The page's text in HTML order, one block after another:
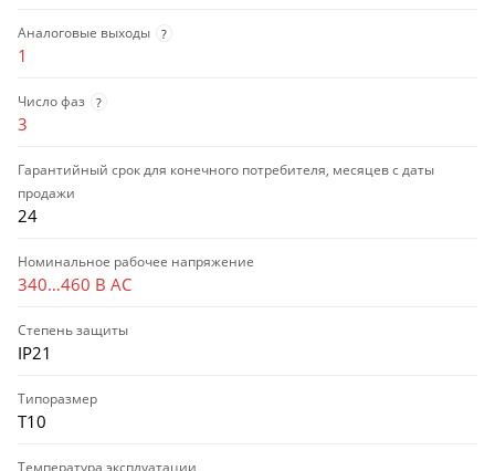
Аналоговые выходы ?
1
Число фаз ?
3
Гарантийный срок для конечного потребителя, месяцев с даты
продажи
24
Номинальное рабочее напряжение
340…460 В AC
Степень защиты
IP21
Типоразмер
T10